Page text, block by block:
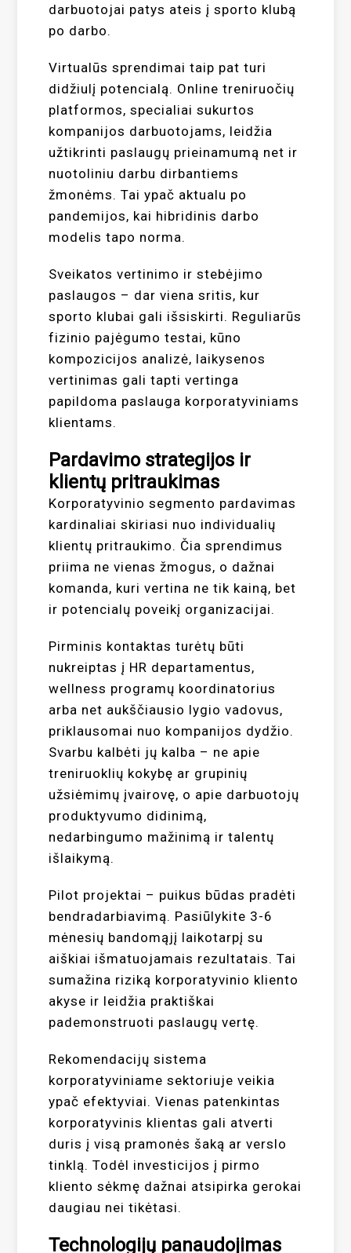
darbuotojai patys ateis į sporto klubą
po darbo.
Virtualūs sprendimai taip pat turi
didžiulį potencialą. Online treniruočių
platformos, specialiai sukurtos
kompanijos darbuotojams, leidžia
užtikrinti paslaugų prieinamumą net ir
nuotoliniu darbu dirbantiems
žmonėms. Tai ypač aktualu po
pandemijos, kai hibridinis darbo
modelis tapo norma.
Sveikatos vertinimo ir stebėjimo
paslaugos – dar viena sritis, kur
sporto klubai gali išsiskirti. Reguliarūs
fizinio pajėgumo testai, kūno
kompozicijos analizė, laikysenos
vertinimas gali tapti vertinga
papildoma paslauga korporatyviniams
klientams.
Pardavimo strategijos ir
klientų pritraukimas
Korporatyvinio segmento pardavimas
kardinaliai skiriasi nuo individualių
klientų pritraukimo. Čia sprendimus
priima ne vienas žmogus, o dažnai
komanda, kuri vertina ne tik kainą, bet
ir potencialų poveikį organizacijai.
Pirminis kontaktas turėtų būti
nukreiptas į HR departamentus,
wellness programų koordinatorius
arba net aukščiausio lygio vadovus,
priklausomai nuo kompanijos dydžio.
Svarbu kalbėti jų kalba – ne apie
treniruoklių kokybę ar grupinių
užsiėmimų įvairovę, o apie darbuotojų
produktyvumo didinimą,
nedarbingumo mažinimą ir talentų
išlaikymą.
Pilot projektai – puikus būdas pradėti
bendradarbiavimą. Pasiūlykite 3-6
mėnesių bandomąjį laikotarpį su
aiškiai išmatuojamais rezultatais. Tai
sumažina riziką korporatyvinio kliento
akyse ir leidžia praktiškai
pademonstruoti paslaugų vertę.
Rekomendacijų sistema
korporatyviniame sektoriuje veikia
ypač efektyviai. Vienas patenkintas
korporatyvinis klientas gali atverti
duris į visą pramonės šaką ar verslo
tinklą. Todėl investicijos į pirmo
kliento sėkmę dažnai atsipirka gerokai
daugiau nei tikėtasi.
Technologijų panaudojimas